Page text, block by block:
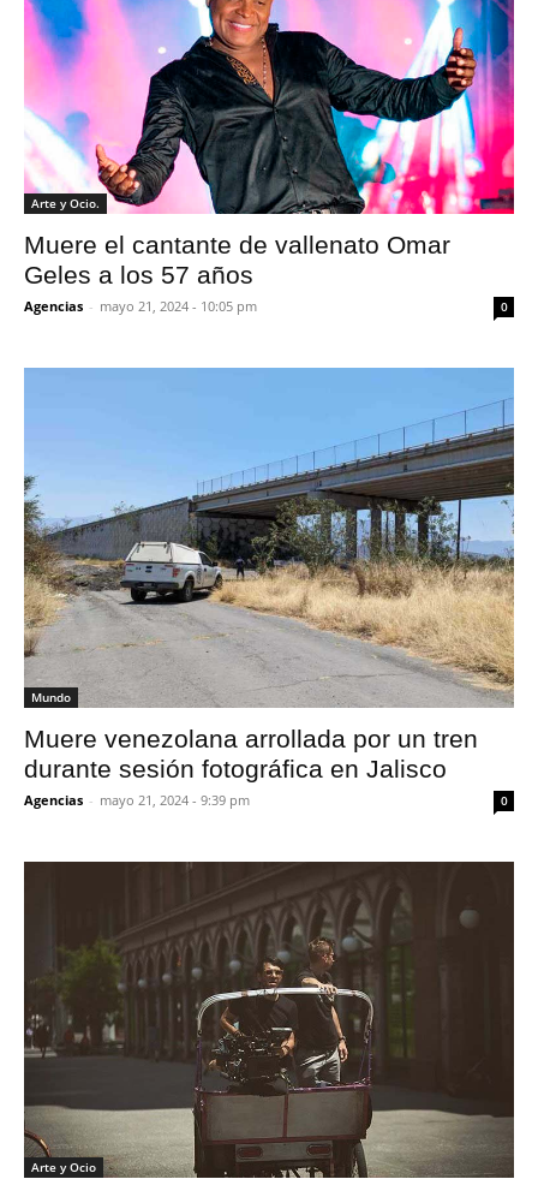
Arte y Ocio.
Muere el cantante de vallenato Omar
Geles a los 57 años
Agencias - mayo 21, 2024 - 10:05 pm 0
Mundo
Muere venezolana arrollada por un tren
durante sesión fotográfica en Jalisco
Agencias - mayo 21, 2024 - 9:39 pm 0
Arte y Ocio